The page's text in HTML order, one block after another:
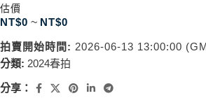
估價
NT$0 ~ NT$0
拍賣開始時間: 2026-06-13 13:00:00
分類: 2024春拍
分享：